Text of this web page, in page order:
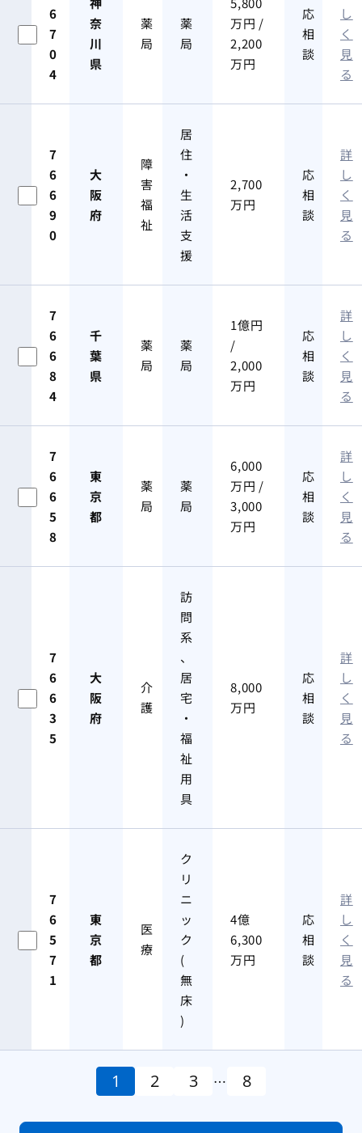
6
7
0
4
奈
川
県
薬
局
薬
局
万円 /
2,200
万円
応
相
談
し
く
見
る
7
6
6
9
0
大
阪
府
障
害
福
祉
居
住
・
生
活
支
援
2,700
万円
応
相
談
詳
し
く
見
る
7
6
6
8
4
千
葉
県
薬
局
薬
局
1億円
/
2,000
万円
応
相
談
詳
し
く
見
る
7
6
6
5
8
東
京
都
薬
局
薬
局
6,000
万円 /
3,000
万円
応
相
談
詳
し
く
見
る
7
6
6
3
5
大
阪
府
介
護
訪
問
系
、
居
宅
・
福
祉
用
具
8,000
万円
応
相
談
詳
し
く
見
る
7
6
5
7
1
東
京
都
医
療
ク
リ
ニ
ッ
ク
(
無
床
)
4億
6,300
万円
応
相
談
詳
し
く
見
る
1 2 3 … 8